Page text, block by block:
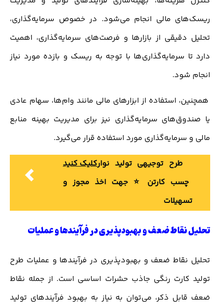
ریسک‌های مالی انجام می‌شود. در خصوص سرمایه‌گذاری،
تحلیل دقیقی از بازارها و فرصت‌های سرمایه‌گذاری، اهمیت
دارد تا سرمایه‌گذاری‌ها با توجه به ریسک و بازده مورد نیاز
انجام شود.
همچنین، استفاده از ابزارهای مالی مانند وام‌ها، سهام عادی
یا صندوق‌های سرمایه‌گذاری نیز برای مدیریت بهینه منابع
مالی و سرمایه‌گذاری مورد استفاده قرار می‌گیرد.
کلیک کنیدطرح توجیهی تولید نوار
چسب کارتن ⭐️ جهت اخذ مجوز و
تسهیلات
تحلیل نقاط ضعف و بهبودپذیری در فرآیندها و عملیات
تحلیل نقاط ضعف و بهبودپذیری در فرآیندها و عملیات طرح
تولید کارت رنگی جاذب حشرات اساسی است. از جمله نقاط
ضعف قابل ذکر، می‌توان به نیاز به بهبود فرآیندهای تولید